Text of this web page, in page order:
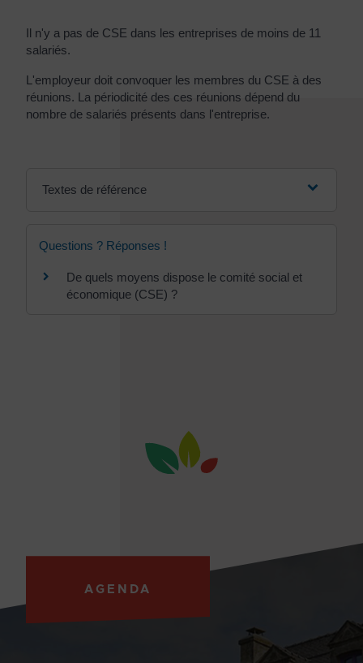
Il n'y a pas de CSE dans les entreprises de moins de 11
salariés.
L'employeur doit convoquer les membres du CSE à des
réunions. La périodicité des ces réunions dépend du
nombre de salariés présents dans l'entreprise.
Textes de référence
Questions ? Réponses !
De quels moyens dispose le comité social et
économique (CSE) ?
AGENDA